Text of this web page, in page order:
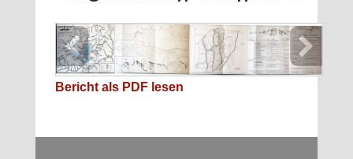
Bericht als PDF lesen